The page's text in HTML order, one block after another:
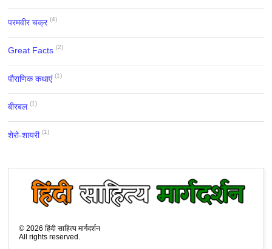
परमवीर चक्र (4)
Great Facts (2)
पौराणिक कथाएं (1)
बीरबल (1)
शेरो-शायरी (1)
©2026 हिंदी साहित्य मार्गदर्शन
All rights reserved.